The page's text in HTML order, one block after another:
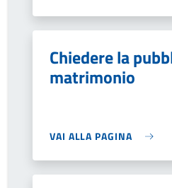
Chiedere la
matrimonio
VAI ALLA PAGINA